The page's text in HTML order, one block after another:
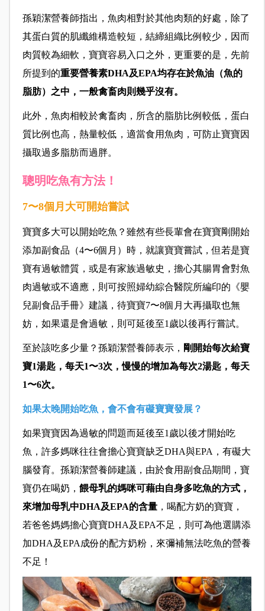
孫穎潔營養師指出，魚肉相對於其他肉類的好處，除了
其蛋白質的肌纖維構造較短，結締組織比例較少，因而
肉質較為細軟，寶寶容易入口之外，更重要的是，先前
所提到的重要營養素DHA及EPA均存在於魚油（魚的
脂肪）之中，一般禽畜肉則幾乎沒有。
此外，魚肉相較於禽畜肉，所含的脂肪比例較低，蛋白
質比例也高，熱量較低，適當食用魚肉，可防止寶寶因
攝取過多脂肪而過胖。
聰明吃魚有方法！
7〜8個月大可開始嘗試
寶寶多大可以開始吃魚？雖然有些長輩會在寶寶剛開始
添加副食品（4〜6個月）時，就讓寶寶嘗試，但若是寶
寶有過敏體質，或是有家族過敏史，擔心其腸胃會對魚
肉過敏或不適應，則可按照婦幼綜合醫院所編印的《嬰
兒副食品手冊》建議，待寶寶7〜8個月大再攝取也無
妨，如果還是會過敏，則可延後至1歲以後再行嘗試。
至於該吃多少量？孫穎潔營養師表示， 剛開始每次給寶
寶1湯匙，每天1〜3次，慢慢的增加為每次2湯匙，每天
1〜6次。
如果太晚開始吃魚，會不會有礙寶寶發展？
如果寶寶因為過敏的問題而延後至1歲以後才開始吃
魚，許多媽咪往往會擔心寶寶缺乏DHA與EPA，有礙大
腦發育。孫穎潔營養師建議，由於食用副食品期間，寶
寶仍在喝奶， 餵母乳的媽咪可藉由自身多吃魚的方式，
來增加母乳中DHA及EPA的含量，喝配方奶的寶寶，
若爸爸媽媽擔心寶寶DHA及EPA不足，則可為他選購添
加DHA及EPA成份的配方奶粉，來彌補無法吃魚的營養
不足！